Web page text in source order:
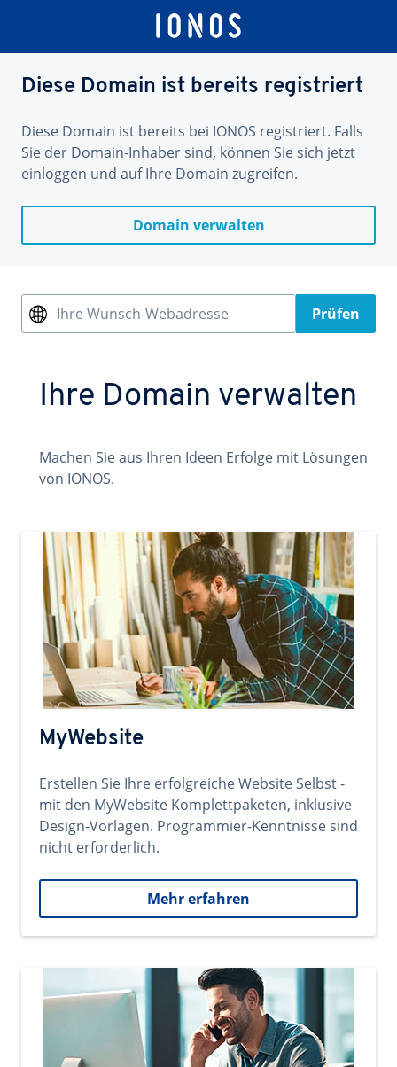
Diese Domain ist bereits registriert
Diese Domain ist bereits bei IONOS registriert. Falls
Sie der Domain-Inhaber sind, können Sie sich jetzt
einloggen und auf Ihre Domain zugreifen.
Domain verwalten
Ihre Wunsch-Webadresse Prüfen
Ihre Domain verwalten
Machen Sie aus Ihren Ideen Erfolge mit Lösungen
von IONOS.
MyWebsite
Erstellen Sie Ihre erfolgreiche Website Selbst -
mit den MyWebsite Komplettpaketen, inklusive
Design-Vorlagen. Programmier-Kenntnisse sind
nicht erforderlich.
Mehr erfahren